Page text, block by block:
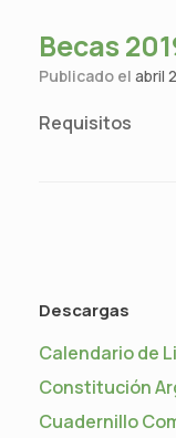
Becas
Publicado el abril
Requisitos
Descargas
Calendario de
Constitución
Cuadernillo